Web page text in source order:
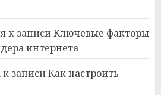
к записиКлючевые факторы
интернета
к записиКак настроить